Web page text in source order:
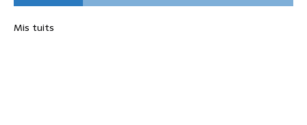
Mis tuits